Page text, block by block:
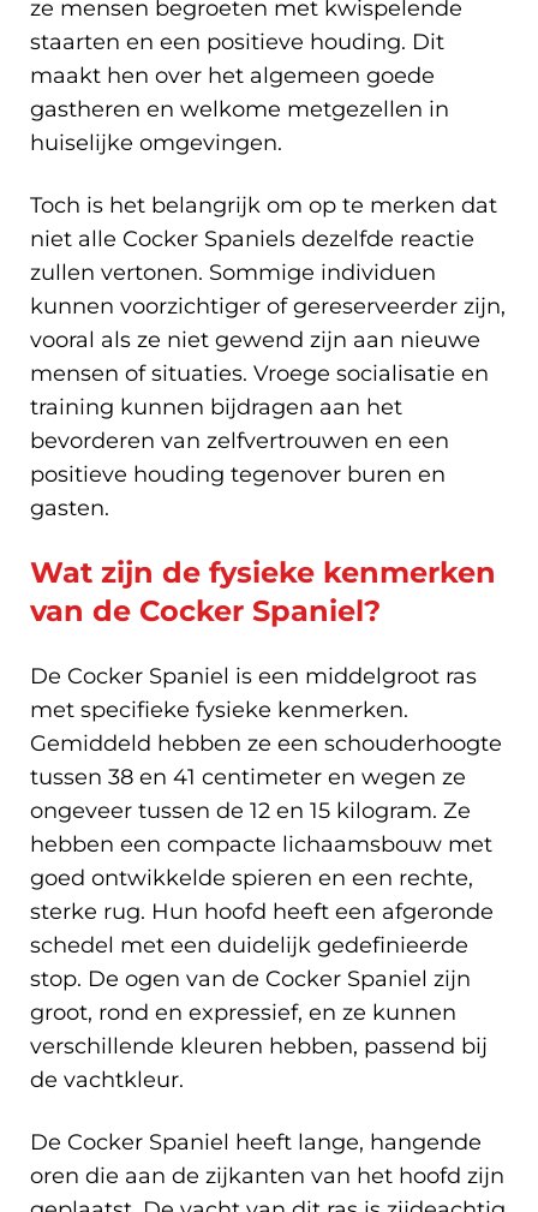
ze mensen begroeten met kwispelende
staarten en een positieve houding. Dit
maakt hen over het algemeen goede
gastheren en welkome metgezellen in
huiselijke omgevingen.
Toch is het belangrijk om op te merken dat
niet alle Cocker Spaniels dezelfde reactie
zullen vertonen. Sommige individuen
kunnen voorzichtiger of gereserveerder zijn,
vooral als ze niet gewend zijn aan nieuwe
mensen of situaties. Vroege socialisatie en
training kunnen bijdragen aan het
bevorderen van zelfvertrouwen en een
positieve houding tegenover buren en
gasten.
Wat zijn de fysieke kenmerken
van de Cocker Spaniel?
De Cocker Spaniel is een middelgroot ras
met specifieke fysieke kenmerken.
Gemiddeld hebben ze een schouderhoogte
tussen 38 en 41 centimeter en wegen ze
ongeveer tussen de 12 en 15 kilogram. Ze
hebben een compacte lichaamsbouw met
goed ontwikkelde spieren en een rechte,
sterke rug. Hun hoofd heeft een afgeronde
schedel met een duidelijk gedefinieerde
stop. De ogen van de Cocker Spaniel zijn
groot, rond en expressief, en ze kunnen
verschillende kleuren hebben, passend bij
de vachtkleur.
De Cocker Spaniel heeft lange, hangende
oren die aan de zijkanten van het hoofd zijn